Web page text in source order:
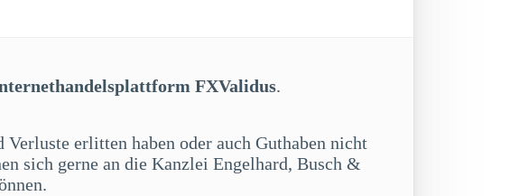
FXValidus.
erlitten haben oder auch Guthaben nicht
sich gerne an die Kanzlei Engelhard, Busch &